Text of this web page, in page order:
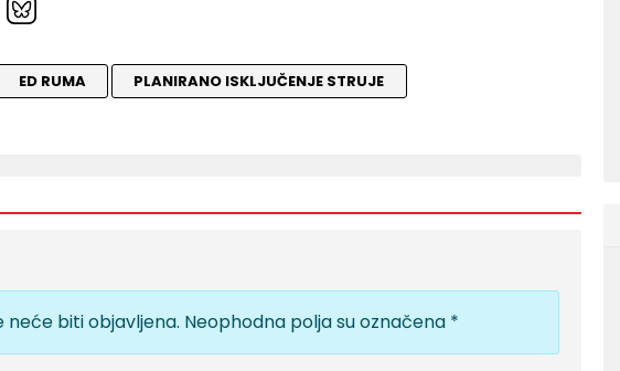
ED RUMA PLANIRANO ISKLJUČENJE STRUJE
biti objavljena. Neophodna polja su označena *